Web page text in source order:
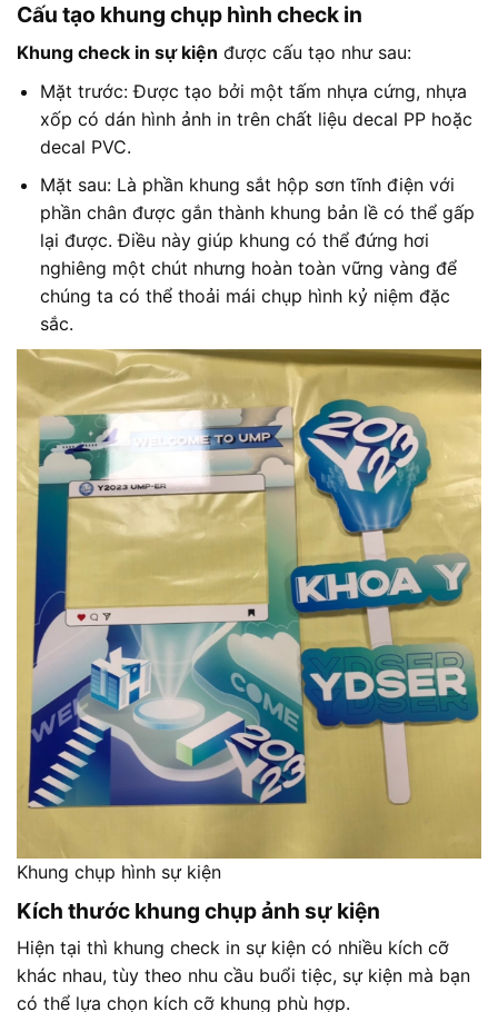
Cấu tạo khung chụp hình check in
Khung check in sự kiện được cấu tạo như sau:
Mặt trước: Được tạo bởi một tấm nhựa cứng, nhựa
xốp có dán hình ảnh in trên chất liệu decal PP hoặc
decal PVC.
Mặt sau: Là phần khung sắt hộp sơn tĩnh điện với
phần chân được gắn thành khung bản lề có thể gấp
lại được. Điều này giúp khung có thể đứng hơi
nghiêng một chút nhưng hoàn toàn vững vàng để
chúng ta có thể thoải mái chụp hình kỷ niệm đặc
sắc.
Khung chụp hình sự kiện
Kích thước khung chụp ảnh sự kiện
Hiện tại thì khung check in sự kiện có nhiều kích cỡ
khác nhau, tùy theo nhu cầu buổi tiệc, sự kiện mà bạn
có thể lựa chọn kích cỡ khung phù hợp.